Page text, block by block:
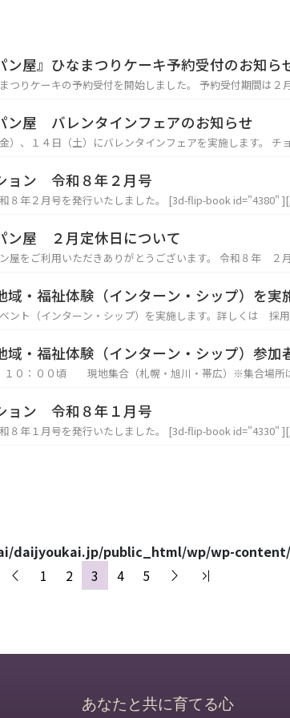
ン屋』ひなまつりケーキ予約受付のお知ら
開始しました。 予約受付期間は２月２８日（土）まで、店頭もしくは
待ちしております。
屋 バレンタインフェアのお知らせ
土）にバレンタインフェアを実施します。 チョコ塩パン、ショコラワッフルの
ョン 令和８年２月号
一味園インフォメーション令和８年２月号を発行いたしました
屋 ２月定休日について
ありがとうございます。 令和８年 ２月の定休日は、以下のとおりとなり
月 ２４日（火）・福祉体験（インターン・シップ）を実
ベント（インターン・シップ）を実施します。詳しくは
・連絡先（携帯）をお知ら
⑥ジョブキャリ北海道からも申し込みができます。 ジョブキ
ャリサイト 詳しい当日のスケジュールは ⇒ こちら 公式LINE QRコ
・福祉体験（インターン・シップ）参加
１９：００ アイスキャンドルナイト ～花火までご堪
祉事業所パン教室 １２：００ 終了（各方面へ送迎い
ョン 令和８年１月号
一味園インフォメーション令和８年１月号を発行いたしました
daijyoukai.jp/public_html/wp/wp-
1
2 3 4 5
あなたと共に育てる心